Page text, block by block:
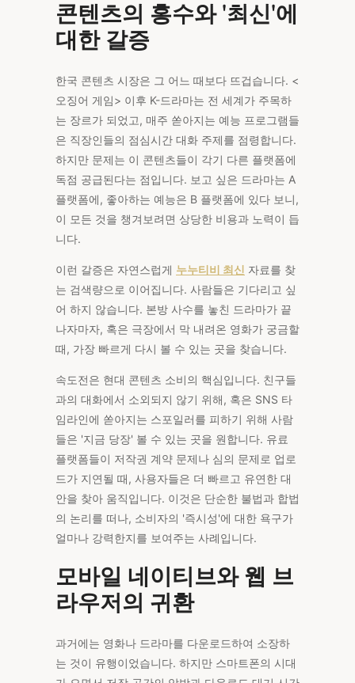
콘텐츠의 홍수와 '최신'에
대한 갈증
한국 콘텐츠 시장은 그 어느 때보다 뜨겁습니다. <
오징어 게임> 이후 K-드라마는 전 세계가 주목하
는 장르가 되었고, 매주 쏟아지는 예능 프로그램들
은 직장인들의 점심시간 대화 주제를 점령합니다.
하지만 문제는 이 콘텐츠들이 각기 다른 플랫폼에
독점 공급된다는 점입니다. 보고 싶은 드라마는 A
플랫폼에, 좋아하는 예능은 B 플랫폼에 있다 보니,
이 모든 것을 챙겨보려면 상당한 비용과 노력이 듭
니다.
이런 갈증은 자연스럽게 누누티비 최신 자료를 찾
는 검색량으로 이어집니다. 사람들은 기다리고 싶
어 하지 않습니다. 본방 사수를 놓친 드라마가 끝
나자마자, 혹은 극장에서 막 내려온 영화가 궁금할
때, 가장 빠르게 다시 볼 수 있는 곳을 찾습니다.
속도전은 현대 콘텐츠 소비의 핵심입니다. 친구들
과의 대화에서 소외되지 않기 위해, 혹은 SNS 타
임라인에 쏟아지는 스포일러를 피하기 위해 사람
들은 '지금 당장' 볼 수 있는 곳을 원합니다. 유료
플랫폼들이 저작권 계약 문제나 심의 문제로 업로
드가 지연될 때, 사용자들은 더 빠르고 유연한 대
안을 찾아 움직입니다. 이것은 단순한 불법과 합법
의 논리를 떠나, 소비자의 '즉시성'에 대한 욕구가
얼마나 강력한지를 보여주는 사례입니다.
모바일 네이티브와 웹 브
라우저의 귀환
과거에는 영화나 드라마를 다운로드하여 소장하
는 것이 유행이었습니다. 하지만 스마트폰의 시대